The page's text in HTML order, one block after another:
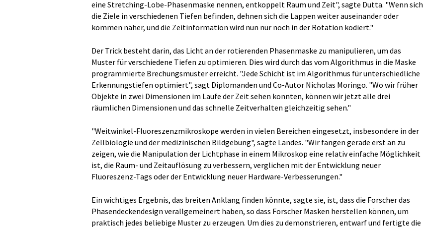
eine Stretching-Lobe-Phasenmaske nennen, entkoppelt Raum und Zeit", sagte Dutta. "Wenn sich
die Ziele in verschiedenen Tiefen befinden, dehnen sich die Lappen weiter auseinander oder
kommen näher, und die Zeitinformation wird nun nur noch in der Rotation kodiert."
Der Trick besteht darin, das Licht an der rotierenden Phasenmaske zu manipulieren, um das
Muster für verschiedene Tiefen zu optimieren. Dies wird durch das vom Algorithmus in die Maske
programmierte Brechungsmuster erreicht. "Jede Schicht ist im Algorithmus für unterschiedliche
Erkennungstiefen optimiert", sagt Diplomanden und Co-Autor Nicholas Moringo. "Wo wir früher
Objekte in zwei Dimensionen im Laufe der Zeit sehen konnten, können wir jetzt alle drei
räumlichen Dimensionen und das schnelle Zeitverhalten gleichzeitig sehen."
"Weitwinkel-Fluoreszenzmikroskope werden in vielen Bereichen eingesetzt, insbesondere in der
Zellbiologie und der medizinischen Bildgebung", sagte Landes. "Wir fangen gerade erst an zu
zeigen, wie die Manipulation der Lichtphase in einem Mikroskop eine relativ einfache Möglichkeit
ist, die Raum- und Zeitauflösung zu verbessern, verglichen mit der Entwicklung neuer
Fluoreszenz-Tags oder der Entwicklung neuer Hardware-Verbesserungen."
Ein wichtiges Ergebnis, das breiten Anklang finden könnte, sagte sie, ist, dass die Forscher das
Phasendeckendesign verallgemeinert haben, so dass Forscher Masken herstellen können, um
praktisch jedes beliebige Muster zu erzeugen. Um dies zu demonstrieren, entwarf und fertigte die